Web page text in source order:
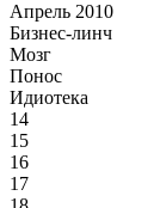
Апрель 2010
Бизнес-линч
Мозг
Понос
Идиотека
14
15
16
17